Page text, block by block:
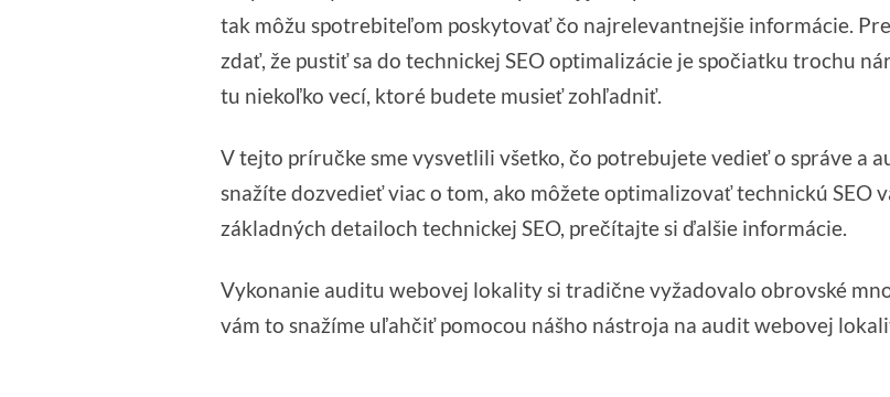
tak môžu spotrebiteľom poskytovať čo najrelevantnejšie informácie.
zdať, že pustiť sa do technickej SEO optimalizácie je spočiatku trochu
tu niekoľko vecí, ktoré budete musieť zohľadniť.
V tejto príručke sme vysvetlili všetko, čo potrebujete vedieť o správe a
snažíte dozvedieť viac o tom, ako môžete optimalizovať technickú SEO
základných detailoch technickej SEO, prečítajte si ďalšie informácie.
Vykonanie auditu webovej lokality si tradične vyžadovalo obrovské
vám to snažíme uľahčiť pomocou nášho nástroja na audit webovej